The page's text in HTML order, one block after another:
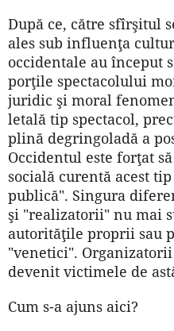
După ce, către sfîrşitul
ales sub influenţa
occidentale au început
porţile spectacolului
juridic şi moral
letală tip spectacol,
plină degringoladă a
Occidentul este forţat
socială curentă acest
publică". Singura
şi "realizatorii" nu mai
autorităţile proprii sau
"venetici".
devenit victimele de
Cum s-a ajuns aici?